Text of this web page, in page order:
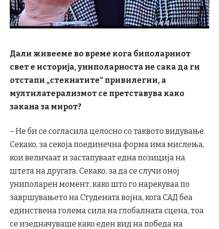
Дали живееме во време кога биполарниот
свет е историја, униполарноста не сака да ги
отстапи „стекнатите“ привилегии, а
мултилатерализмот се претставува како
закана за мирот?
– Не би се согласила целосно со таквото видување.
Секако, за секоја поединечна форма има мислења,
кои величаат и застапуваат една позиција на
штета на другата. Секако, за да се случи оној
униполарен момент, како што го нарекуваа по
завршувањето на Студената војна, кога САД беа
единствена голема сила на глобалната сцена, тоа
се изедначуваше како еден вид на победа на